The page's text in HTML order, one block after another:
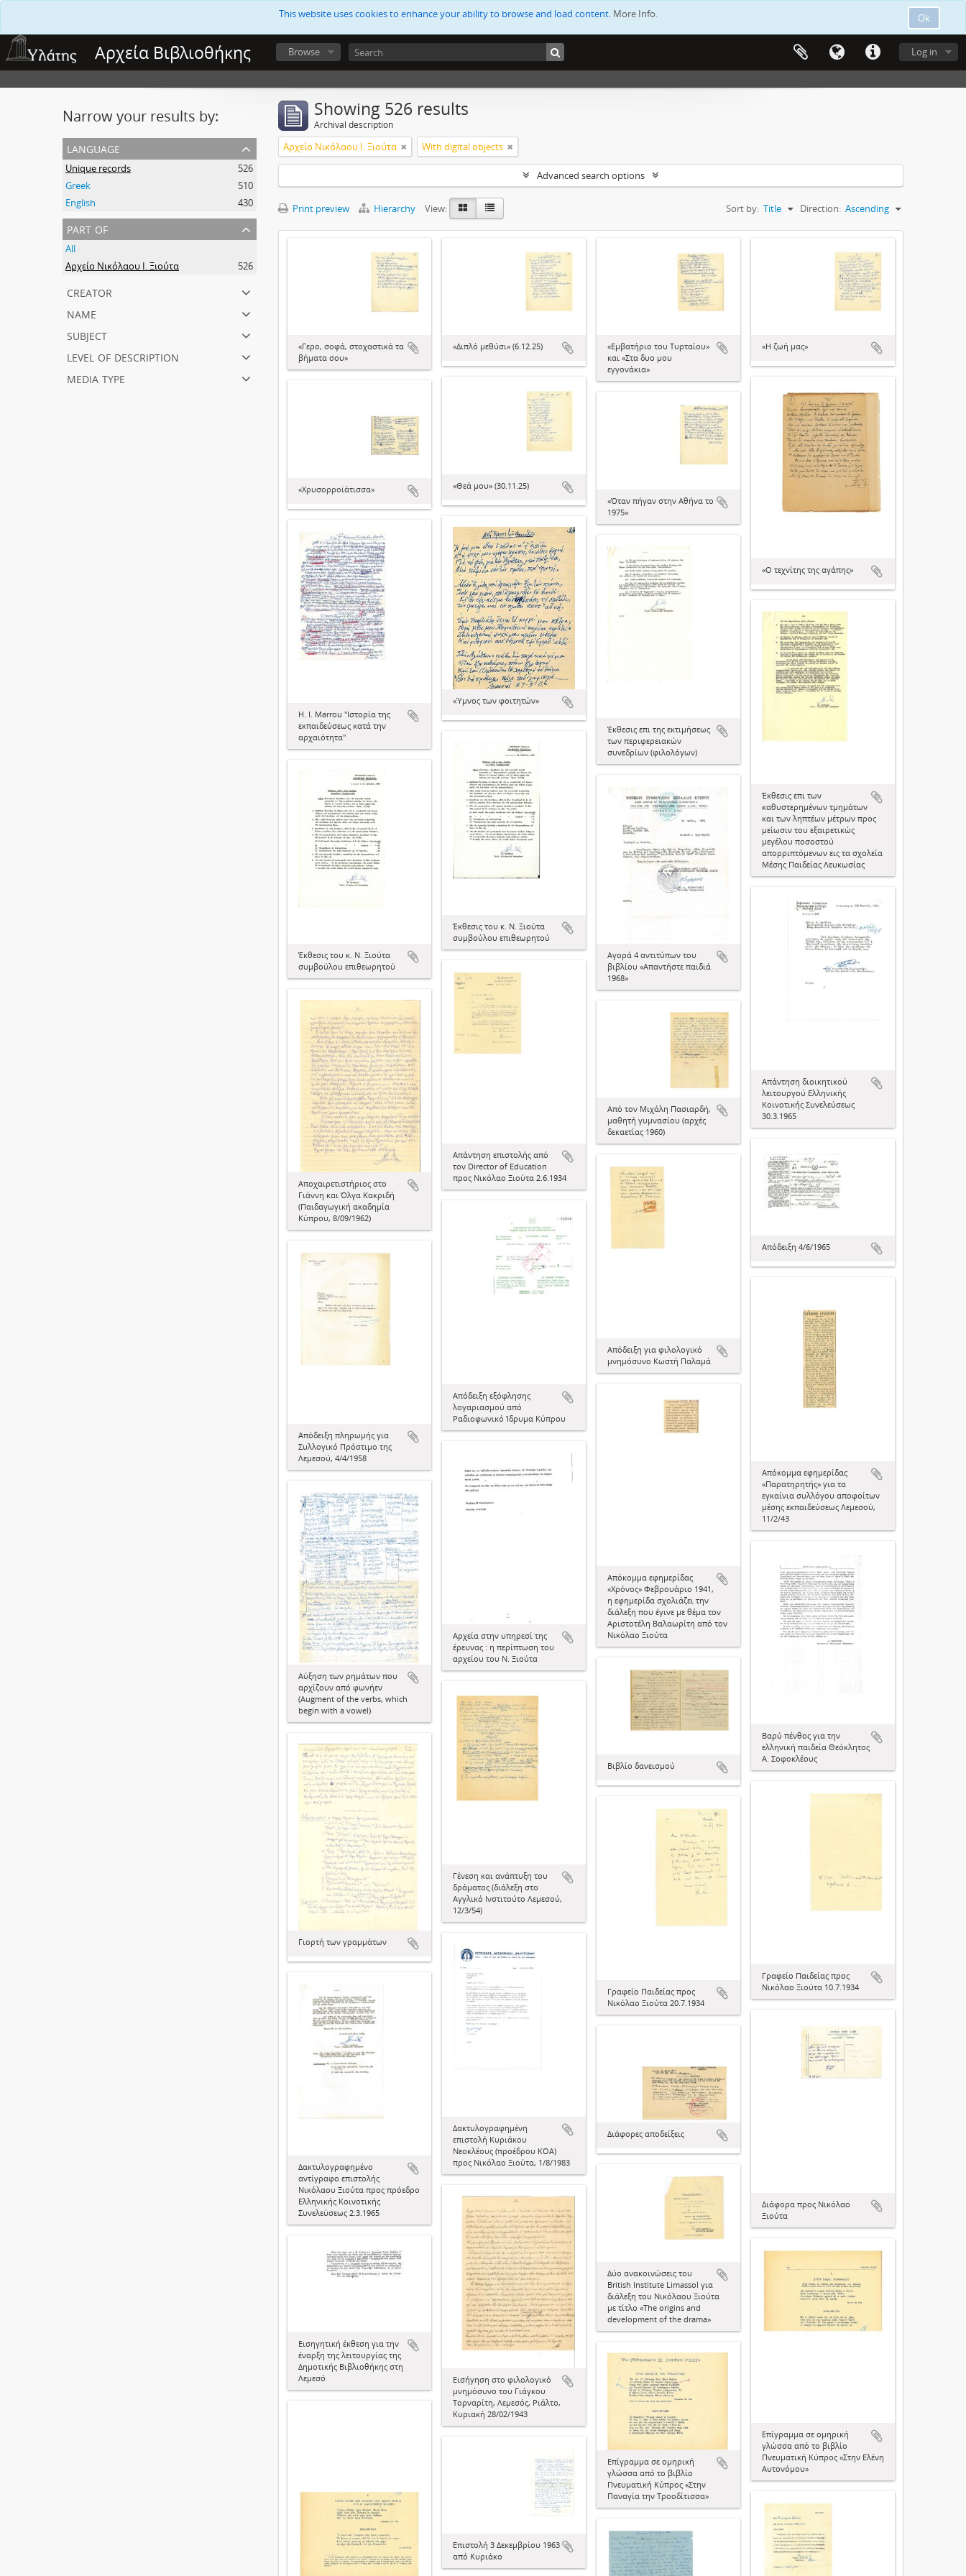
Ok
This website uses cookies to enhance your ability to browse and load content. More Info.
Αρχεία Βιβλιοθήκης Log in
Browse
Narrow your results by:
language
Unique records
526
Greek
510
English
430
part of
All
Αρχείο Νικόλαου Ι. Ξιούτα
526
creator
name
subject
level of description
media type
Showing 526 results
Archival description
Αρχείο Νικόλαου Ι. Ξιούτα With digital objects
Advanced search options
Print preview Hierarchy View: Sort by: Title Direction: Ascending
«Γερο, σοφά, στοχαστικά τα
βήματα σου»
«Διπλό μεθύσι» (6.12.25)
«Εμβατήριο του Τυρταίου»
και «Στα δυο μου
εγγονάκια»
«Η ζωή μας»
«Θεά μου» (30.11.25)
«Ο τεχνίτης της αγάπης»
«Χρυσορροϊάτισσα»
«Όταν πήγαν στην Αθήνα το
1975»
«Ύμνος των φοιτητών»
H. I. Marrou "Ιστορία της
εκπαιδεύσεως κατά την
αρχαιότητα"
Έκθεσις επι της εκτιμήσεως
των περιφερειακών
συνεδρίων (φιλολόγων)
Έκθεσις επι των
καθυστερημένων τμημάτων
και των ληπτέων μέτρων προς
μείωσιν του εξαιρετικώς
μεγέλου ποσοστού
απορριπτόμενων εις τα σχολεία
Μέσης Παιδείας Λευκωσίας
Έκθεσις του κ. Ν. Ξιούτα
συμβούλου επιθεωρητού
Έκθεσις του κ. Ν. Ξιούτα
συμβούλου επιθεωρητού
Αγορά 4 αντιτύπων του
βιβλίου «Απαντήστε παιδιά
1968»
Απάντηση διοικητικού
λειτουργού Ελληνικής
Κοινοτικής Συνελεύσεως
30.3.1965
Απάντηση επιστολής από
τον Director of Education
προς Νικόλαο Ξιούτα 2.6.1934
Αποχαιρετιστήριος στο
Γιάννη και Όλγα Κακριδή
(Παιδαγωγική ακαδημία
Κύπρου, 8/09/1962)
Από τον Μιχάλη Πασιαρδή,
μαθητή γυμνασίου (αρχές
δεκαετίας 1960)
Απόδειξη 4/6/1965
Απόδειξη για φιλολογικό
μνημόσυνο Κωστή Παλαμά
Απόδειξη εξόφλησης
λογαριασμού από
Ραδιοφωνικό Ίδρυμα Κύπρου
Απόδειξη πληρωμής για
Συλλογικό Πρόστιμο της
Λεμεσού, 4/4/1958
Απόκομμα εφημερίδας
«Παρατηρητής» για τα
εγκαίνια συλλόγου αποφοίτων
μέσης εκπαιδεύσεως Λεμεσού,
11/2/43
Απόκομμα εφημερίδας
«Χρόνος» Φεβρουάριο 1941,
η εφημερίδα σχολιάζει την
διάλεξη που έγινε με θέμα τον
Αριστοτέλη Βαλαωρίτη από τον
Νικόλαο Ξιούτα
Αρχεία στην υπηρεσί της
έρευνας : η περίπτωση του
αρχείου του Ν. Ξιούτα
Αύξηση των ρημάτων που
αρχίζουν από φωνήεν
(Augment of the verbs, which
begin with a vowel)
Βαρύ πένθος για την
ελληνική παιδεία Θεόκλητος
Α. Σοφοκλέους
Βιβλίο δανεισμού
Γένεση και ανάπτυξη του
δράματος (διάλεξη στο
Αγγλικό Ινστιτούτο Λεμεσού,
12/3/54)
Γιορτή των γραμμάτων
Γραφείο Παιδείας προς
Νικόλαο Ξιούτα 10.7.1934
Γραφείο Παιδείας προς
Νικόλαο Ξιούτα 20.7.1934
Δακτυλογραφημένη
επιστολή Κυριάκου
Νεοκλέους (προέδρου ΚΟΑ)
προς Νικόλαο Ξιούτα, 1/8/1983
Δακτυλογραφημένο
αντίγραφο επιστολής
Νικόλαου Ξιούτα προς πρόεδρο
Ελληνικής Κοινοτικής
Συνελεύσεως 2.3.1965
Διάφορα προς Νικόλαο
Ξιούτα
Διάφορες αποδείξεις
Δύο ανακοινώσεις του
British Institute Limassol για
διάλεξη του Νικόλαου Ξιούτα
με τίτλο «The origins and
development of the drama»
Εισήγηση στο φιλολογικό
μνημόσυνο του Γιάγκου
Τορναρίτη, Λεμεσός, Ριάλτο,
Κυριακή 28/02/1943
Εισηγητική έκθεση για την
έναρξη της λειτουργίας της
Δημοτικής Βιβλιοθήκης στη
Λεμεσό
Επίγραμμα σε ομηρική
γλώσσα από το βιβλίο
Πνευματική Κύπρος «Στην Ελένη
Αυτονόμου»
Επίγραμμα σε ομηρική
γλώσσα από το βιβλίο
Πνευματική Κύπρος «Στην
Παναγία την Τροοδίτισσα»
Επιστολή 3 Δεκεμβρίου 1963
από Κυριάκο